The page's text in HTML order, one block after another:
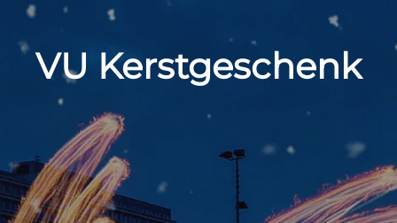
VU Kerstgeschenk